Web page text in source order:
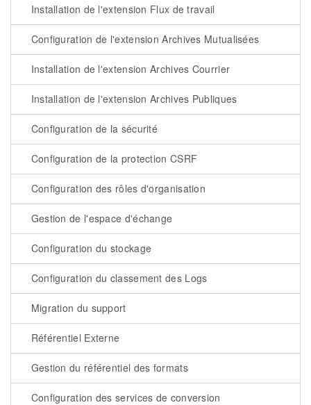
Installation de l'extension Flux de travail
Configuration de l'extension Archives Mutualisées
Installation de l'extension Archives Courrier
Installation de l'extension Archives Publiques
Configuration de la sécurité
Configuration de la protection CSRF
Configuration des rôles d'organisation
Gestion de l'espace d'échange
Configuration du stockage
Configuration du classement des Logs
Migration du support
Référentiel Externe
Gestion du référentiel des formats
Configuration des services de conversion